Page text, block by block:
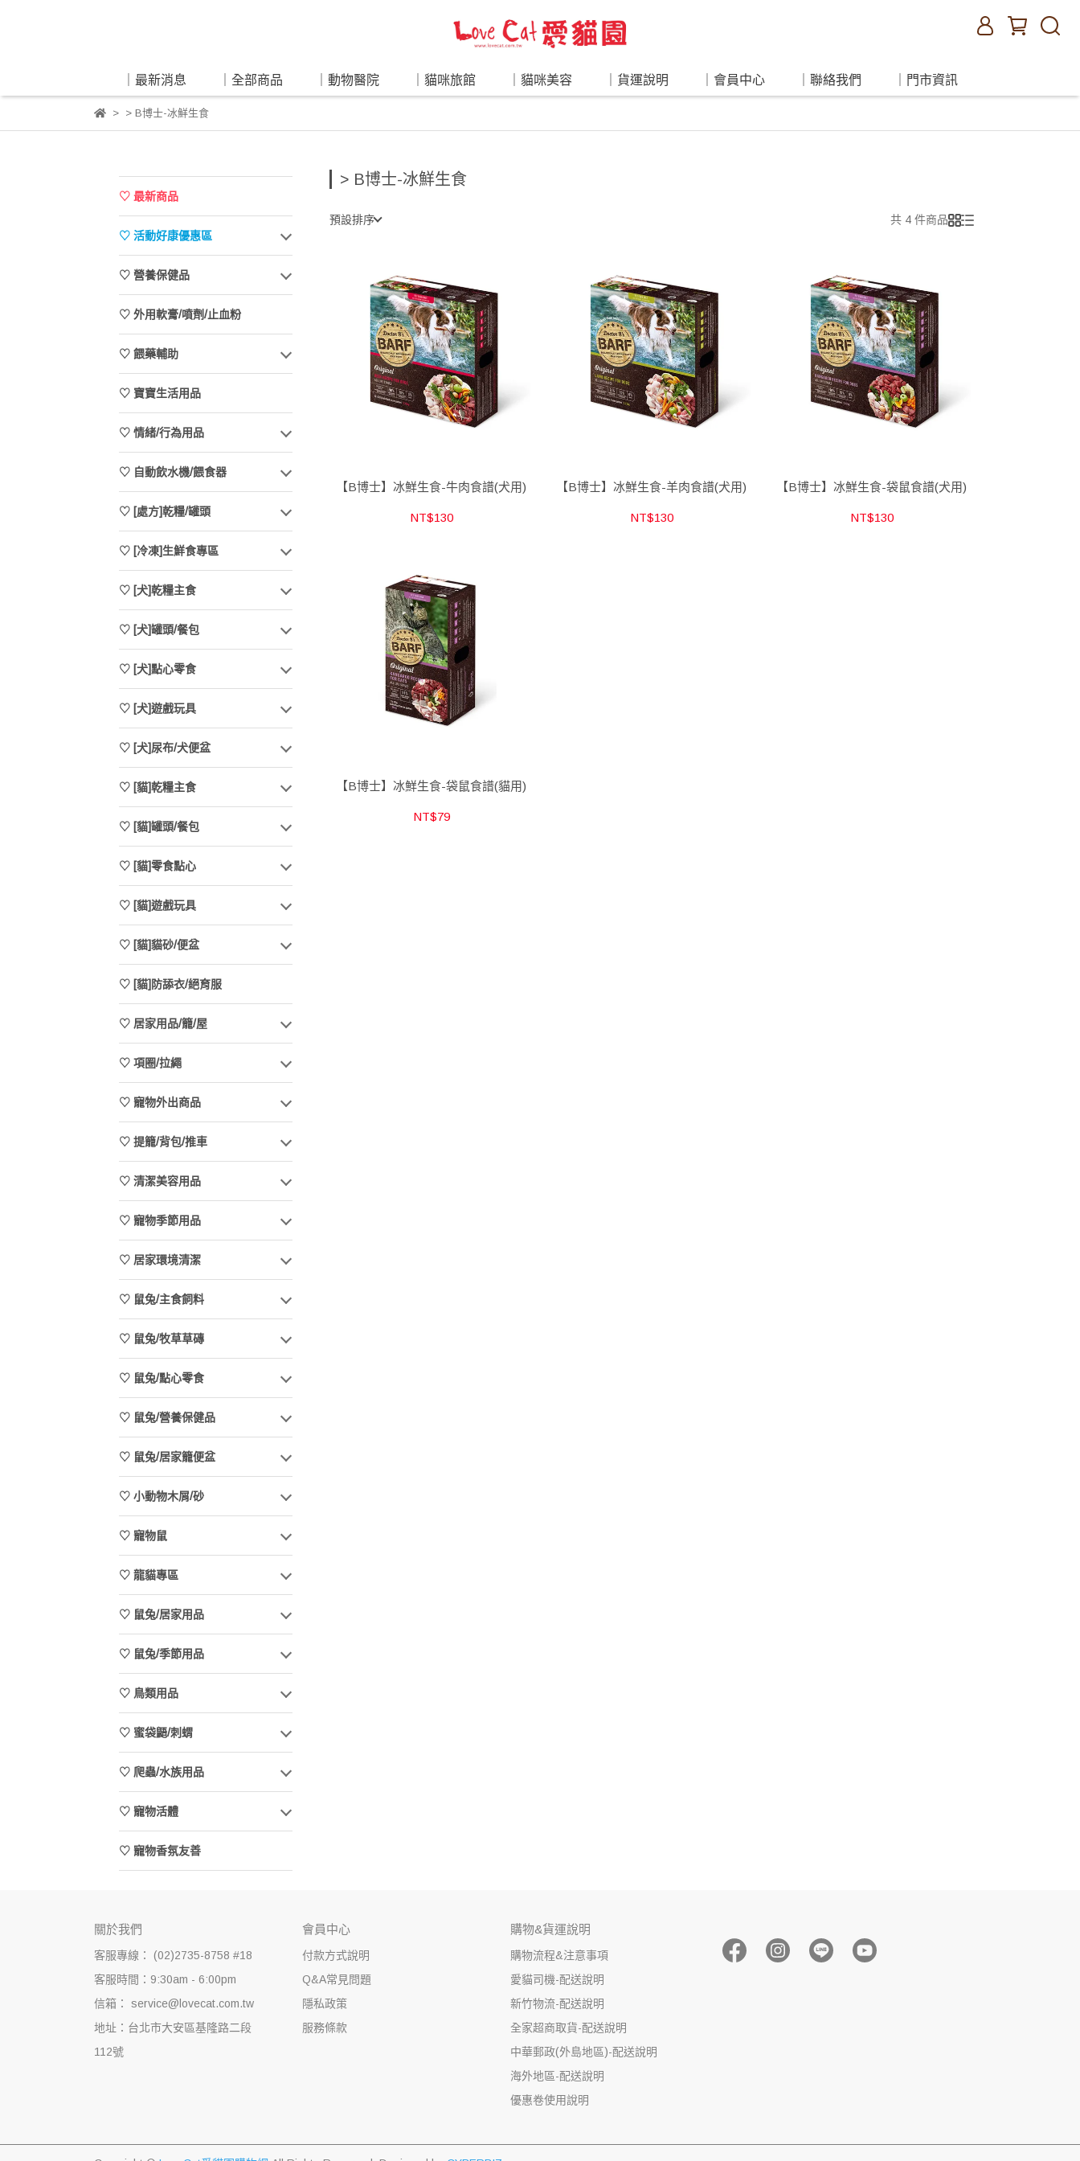
｜最新消息 ｜全部商品 ｜動物醫院 ｜貓咪旅館 ｜貓咪美容 ｜貨運說明 ｜會員中心 ｜聯絡我們 ｜門市資訊
> B博士-冰鮮生食
♡ 最新商品
♡ 活動好康優惠區
♡ 營養保健品
♡ 外用軟膏/噴劑/止血粉
♡ 餵藥輔助
♡ 寶寶生活用品
♡ 情緒/行為用品
♡ 自動飲水機/餵食器
♡ [處方]乾糧/罐頭
♡ [冷凍]生鮮食專區
♡ [犬]乾糧主食
♡ [犬]罐頭/餐包
♡ [犬]點心零食
♡ [犬]遊戲玩具
♡ [犬]尿布/犬便盆
♡ [貓]乾糧主食
♡ [貓]罐頭/餐包
♡ [貓]零食點心
♡ [貓]遊戲玩具
♡ [貓]貓砂/便盆
♡ [貓]防舔衣/絕育服
♡ 居家用品/籠/屋
♡ 項圈/拉繩
♡ 寵物外出商品
♡ 提籠/背包/推車
♡ 清潔美容用品
♡ 寵物季節用品
♡ 居家環境清潔
♡ 鼠兔/主食飼料
♡ 鼠兔/牧草草磚
♡ 鼠兔/點心零食
♡ 鼠兔/營養保健品
♡ 鼠兔/居家籠便盆
♡ 小動物木屑/砂
♡ 寵物鼠
♡ 龍貓專區
♡ 鼠兔/居家用品
♡ 鼠兔/季節用品
♡ 鳥類用品
♡ 蜜袋鼯/刺蝟
♡ 爬蟲/水族用品
♡ 寵物活體
♡ 寵物香氛友善
> B博士-冰鮮生食
預設排序 共 4 件商品
【B博士】冰鮮生食-牛肉食譜(犬用)
NT$130
【B博士】冰鮮生食-羊肉食譜(犬用)
NT$130
【B博士】冰鮮生食-袋鼠食譜(犬用)
NT$130
【B博士】冰鮮生食-袋鼠食譜(貓用)
NT$79
關於我們
客服專線： (02)2735-8758 #18
客服時間：9:30am - 6:00pm
信箱： service@lovecat.com.tw
地址：台北市大安區基隆路二段
112號
會員中心
付款方式說明
Q&A常見問題
隱私政策
服務條款
購物&貨運說明
購物流程&注意事項
愛貓司機-配送說明
新竹物流-配送說明
全家超商取貨-配送說明
中華郵政(外島地區)-配送說明
海外地區-配送說明
優惠卷使用說明